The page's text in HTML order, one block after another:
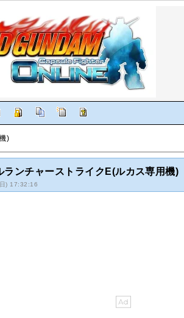
)
ランチャーストライクE(ルカス専用機)
) 17:32:16